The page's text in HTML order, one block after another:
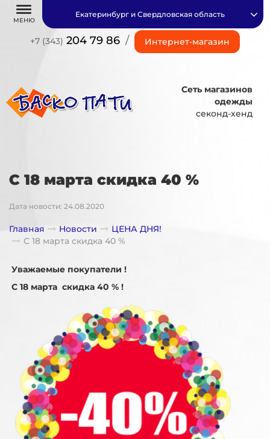
МЕНЮ
+7 (343) 204 79 86 / Интернет-магазин
Екатеринбург и Свердловская область
Сеть магазинов
одежды
секонд-хенд
С 18 марта скидка 40 %
Дата новости: 24.08.2020
Главная Новости
ЦЕНА ДНЯ!
С 18 марта скидка 40 %
Уважаемые покупатели !
С 18 марта скидка 40 % !